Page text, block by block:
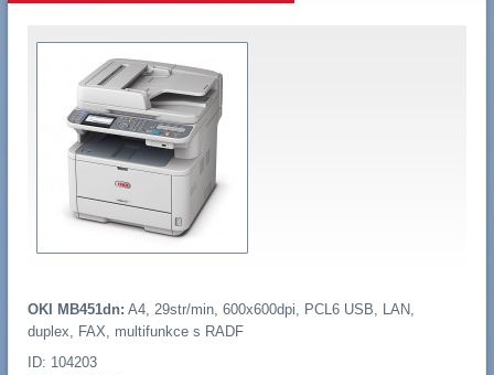
OKI MB451dn: A4, 29str/min, 600x600dpi, PCL6 USB, LAN,
duplex, FAX, multifunkce s RADF
ID: 104203